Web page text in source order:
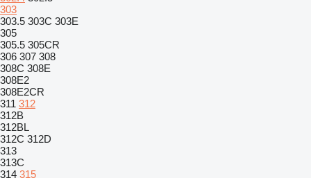
303
303.5 303C 303E
305
305.5 305CR
306 307 308
308C 308E
308E2
308E2CR
311 312
312B
312BL
312C 312D
313
313C
314 315